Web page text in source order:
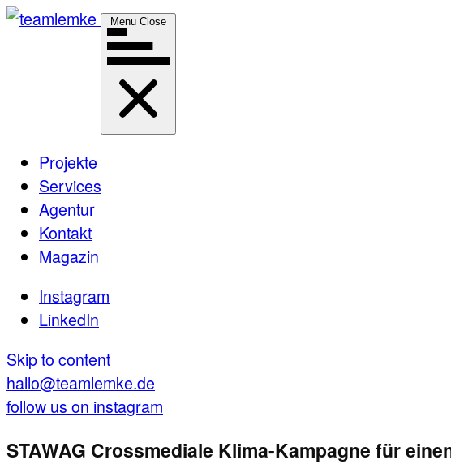
Menu Close
Projekte
Services
Agentur
Kontakt
Magazin
Instagram
LinkedIn
Skip to content
hallo@teamlemke.de
follow us on instagram
STAWAG Crossmediale Klima-Kampagne für